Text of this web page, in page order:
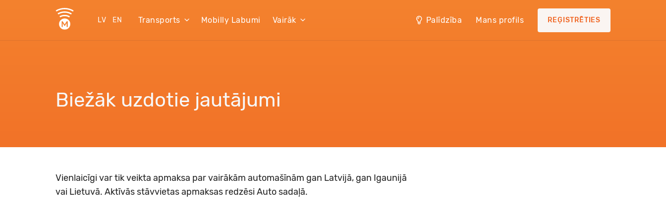
LV EN Transports Mobilly Labumi Vairāk Palīdzība Mans profils REĢISTRĒTIES
Biežāk uzdotie jautājumi
Vienlaicīgi var tik veikta apmaksa par vairākām automašīnām gan Latvijā, gan Igaunijā
vai Lietuvā. Aktīvās stāvvietas apmaksas redzēsi Auto sadaļā.